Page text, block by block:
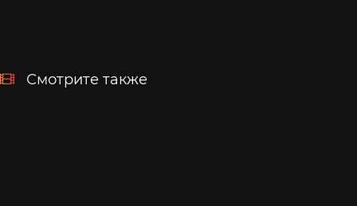
Смотрите также